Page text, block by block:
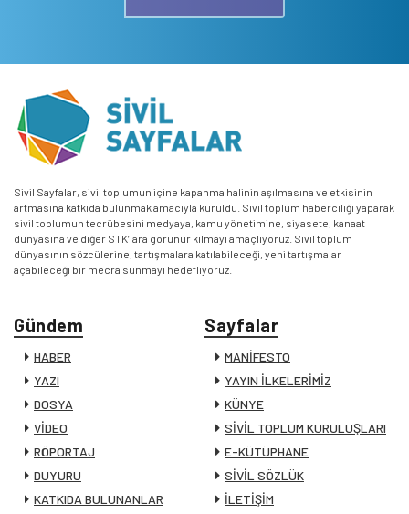
Sivil Sayfalar, sivil toplumun içine kapanma halinin aşılmasına ve etkisinin
artmasına katkıda bulunmak amacıyla kuruldu. Sivil toplum haberciliği yaparak
sivil toplumun tecrübesini medyaya, kamu yönetimine, siyasete, kanaat
dünyasına ve diğer STK’lara görünür kılmayı amaçlıyoruz. Sivil toplum
dünyasının sözcülerine, tartışmalara katılabileceği, yeni tartışmalar
açabileceği bir mecra sunmayı hedefliyoruz.
Gündem
HABER
YAZI
DOSYA
VİDEO
RÖPORTAJ
DUYURU
KATKIDA BULUNANLAR
Sayfalar
MANİFESTO
YAYIN İLKELERİMİZ
KÜNYE
SİVİL TOPLUM KURULUŞLARI
E-KÜTÜPHANE
SİVİL SÖZLÜK
İLETİŞİM